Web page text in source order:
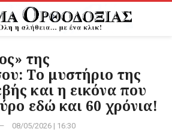
της
Το μυστήριο της
και η εικόνα που
εδώ και 60 χρόνια!
08/05/2026 | 16:30